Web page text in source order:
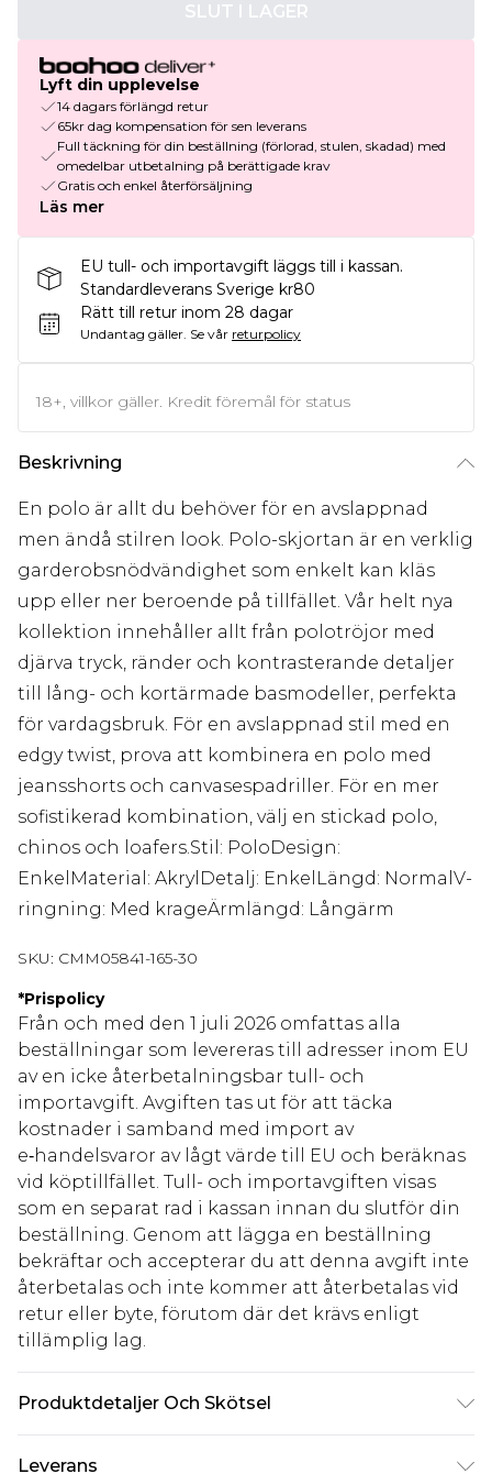
SLUT I LAGER
Lyft din upplevelse
14 dagars förlängd retur
65kr dag kompensation för sen leverans
Full täckning för din beställning (förlorad, stulen, skadad) med
omedelbar utbetalning på berättigade krav
Gratis och enkel återförsäljning
Läs mer
EU tull- och importavgift läggs till i kassan.
Standardleverans Sverige kr80
Rätt till retur inom 28 dagar
Undantag gäller. Se vår returpolicy
18+, villkor gäller. Kredit föremål för status
Beskrivning
En polo är allt du behöver för en avslappnad
men ändå stilren look. Polo-skjortan är en verklig
garderobsnödvändighet som enkelt kan kläs
upp eller ner beroende på tillfället. Vår helt nya
kollektion innehåller allt från polotröjor med
djärva tryck, ränder och kontrasterande detaljer
till lång- och kortärmade basmodeller, perfekta
för vardagsbruk. För en avslappnad stil med en
edgy twist, prova att kombinera en polo med
jeansshorts och canvasespadriller. För en mer
sofistikerad kombination, välj en stickad polo,
chinos och loafers.Stil: PoloDesign:
EnkelMaterial: AkrylDetalj: EnkelLängd: NormalV-
ringning: Med krageÄrmlängd: Långärm
SKU: CMM05841-165-30
*Prispolicy
Från och med den 1 juli 2026 omfattas alla
beställningar som levereras till adresser inom EU
av en icke återbetalningsbar tull- och
importavgift. Avgiften tas ut för att täcka
kostnader i samband med import av
e‑handelsvaror av lågt värde till EU och beräknas
vid köptillfället. Tull- och importavgiften visas
som en separat rad i kassan innan du slutför din
beställning. Genom att lägga en beställning
bekräftar och accepterar du att denna avgift inte
återbetalas och inte kommer att återbetalas vid
retur eller byte, förutom där det krävs enligt
tillämplig lag.
Produktdetaljer Och Skötsel
Leverans